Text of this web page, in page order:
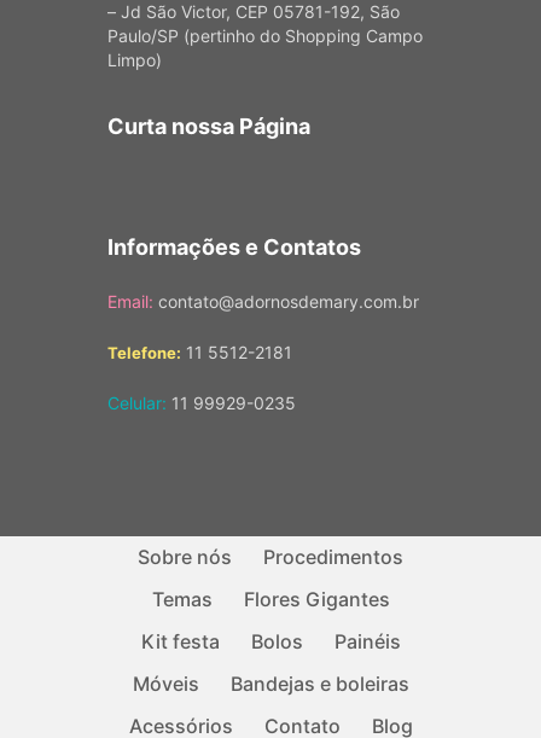
– Jd São Victor, CEP 05781-192, São
Paulo/SP (pertinho do Shopping Campo
Limpo)
Curta nossa Página
Informações e Contatos
Email: contato@adornosdemary.com.br
Telefone: 11 5512-2181
Celular: 11 99929-0235
Sobre nós
Procedimentos
Temas
Flores Gigantes
Kit festa
Bolos
Painéis
Móveis
Bandejas e boleiras
Acessórios
Contato Blog